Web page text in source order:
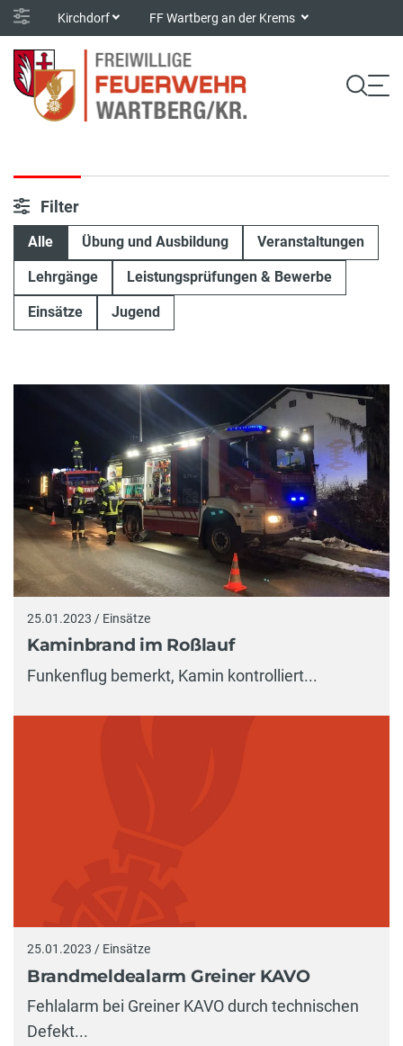
Kirchdorf FF Wartberg an der Krems
Filter
Alle Übung und Ausbildung Veranstaltungen
Lehrgänge Leistungsprüfungen & Bewerbe
Einsätze Jugend
25.01.2023 / Einsätze
Kaminbrand im Roßlauf
Funkenflug bemerkt, Kamin kontrolliert...
25.01.2023 / Einsätze
Brandmeldealarm Greiner KAVO
Fehlalarm bei Greiner KAVO durch technischen
Defekt...